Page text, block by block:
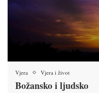
Vjera Vjera i život
Božansko i ljudsko